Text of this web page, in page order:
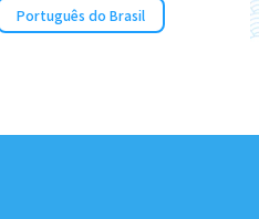
Português do Brasil